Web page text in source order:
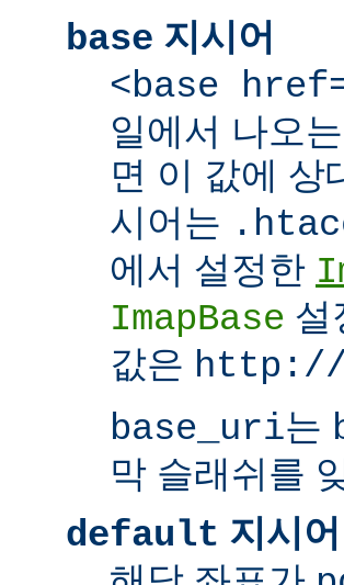
base 지시어
<base
일에서 나오
면 이 값에
시어는
에서 설정한
ImapBase 설
값은 http://
base_uri는
막 슬래쉬를
default 지시어